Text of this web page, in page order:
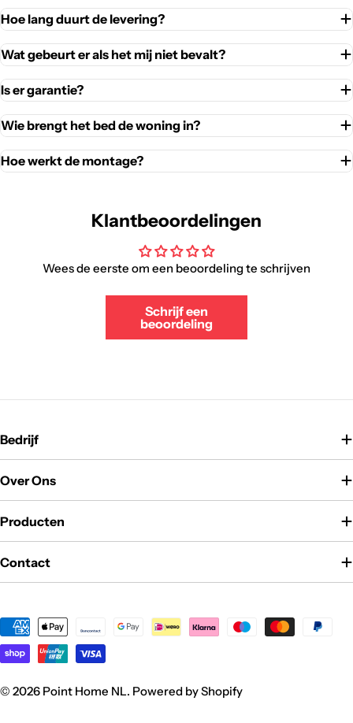
Hoe lang duurt de levering?
Wat gebeurt er als het mij niet bevalt?
Is er garantie?
Wie brengt het bed de woning in?
Hoe werkt de montage?
Klantbeoordelingen
Wees de eerste om een beoordeling te schrijven
Schrijf een
beoordeling
Bedrijf
Over Ons
Producten
Contact
Betaalmethoden
© 2026 Point Home NL. Powered by Shopify